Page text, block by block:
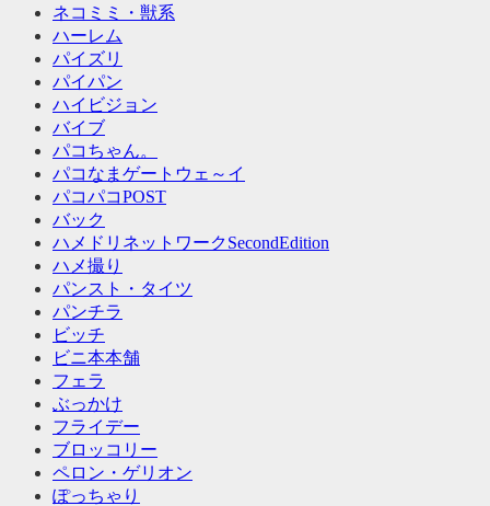
ネコミミ・獣系
ハーレム
パイズリ
パイパン
ハイビジョン
バイブ
パコちゃん。
パコなまゲートウェ～イ
パコパコPOST
バック
ハメドリネットワークSecondEdition
ハメ撮り
パンスト・タイツ
パンチラ
ビッチ
ビニ本本舗
フェラ
ぶっかけ
フライデー
ブロッコリー
ペロン・ゲリオン
ぽっちゃり